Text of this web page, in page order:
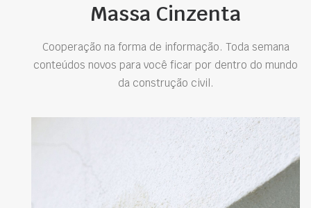
Massa Cinzenta
Cooperação na forma de informação. Toda semana
conteúdos novos para você ficar por dentro do mundo
da construção civil.